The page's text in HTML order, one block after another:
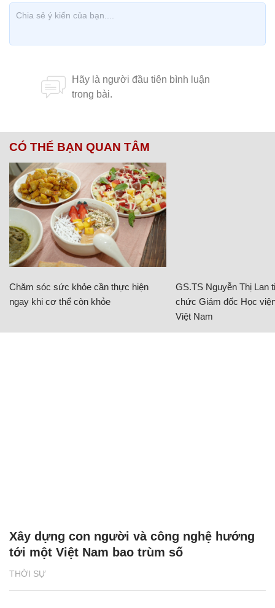
CÓ THỂ BẠN QUAN TÂM
Chăm sóc sức khỏe cần thực hiện
ngay khi cơ thể còn khỏe
GS.TS Nguyễn Thị Lan
chức Giám đốc Học
Việt Nam
THỜI SỰ
Xây dựng con người và công nghệ hướng
tới một Việt Nam bao trùm số